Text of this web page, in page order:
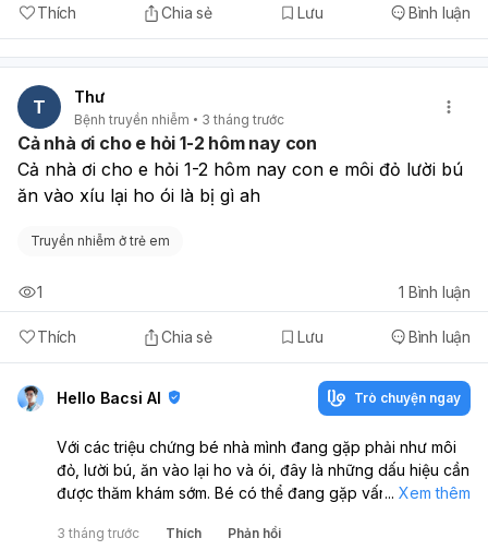
Thích Chia sẻ Lưu Bình luận
T Thư
Bệnh truyền nhiễm 3 tháng trước
Cả nhà ơi cho e hỏi 1-2 hôm nay con
Cả nhà ơi cho e hỏi 1-2 hôm nay con e môi đỏ lười bú
ăn vào xíu lại ho ói là bị gì ah
Truyền nhiễm ở trẻ em
Thích Chia sẻ Lưu Bình luận
1 1 Bình luận
Hello Bacsi AI Trò chuyện ngay
Với các triệu chứng bé nhà mình đang gặp phải như môi
đỏ, lười bú, ăn vào lại ho và ói, đây là những dấu hiệu cần
được thăm khám sớm. Bé có thể đang gặp vấn đề về
khỏe khác cần được chẩn đoán chính xác. Bạn nên đưa
... Xem thêm
3 tháng trước Thích Phản hồi